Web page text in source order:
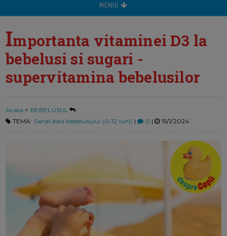
MENIU
Importanta vitaminei D3 la
bebelusi si sugari -
supervitamina bebelusilor
Acasa > BEBELUSUL
TEMA: Sanatatea bebelusului (0-12 luni) | 0 | 15/1/2024